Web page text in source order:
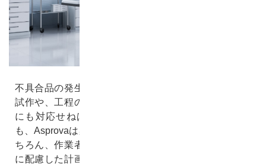
不具合品の発生を最小化し、かつ新技術の導入に伴う
試作や、工程の変更や納期調整に伴う生産計画の変更
にも対応せねばならない医療機器の生産計画立案に
も、Asprovaは柔軟に対応できます。計画の自動化はも
ちろん、作業者と設備に過剰な負荷がかからないよう
に配慮した計画を立案できますので、日々の計画立案